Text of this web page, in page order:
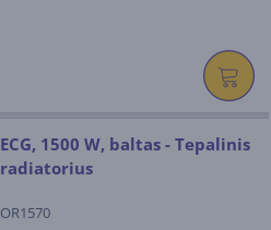
ECG, 1500 W, baltas - Tepalinis
radiatorius
OR1570